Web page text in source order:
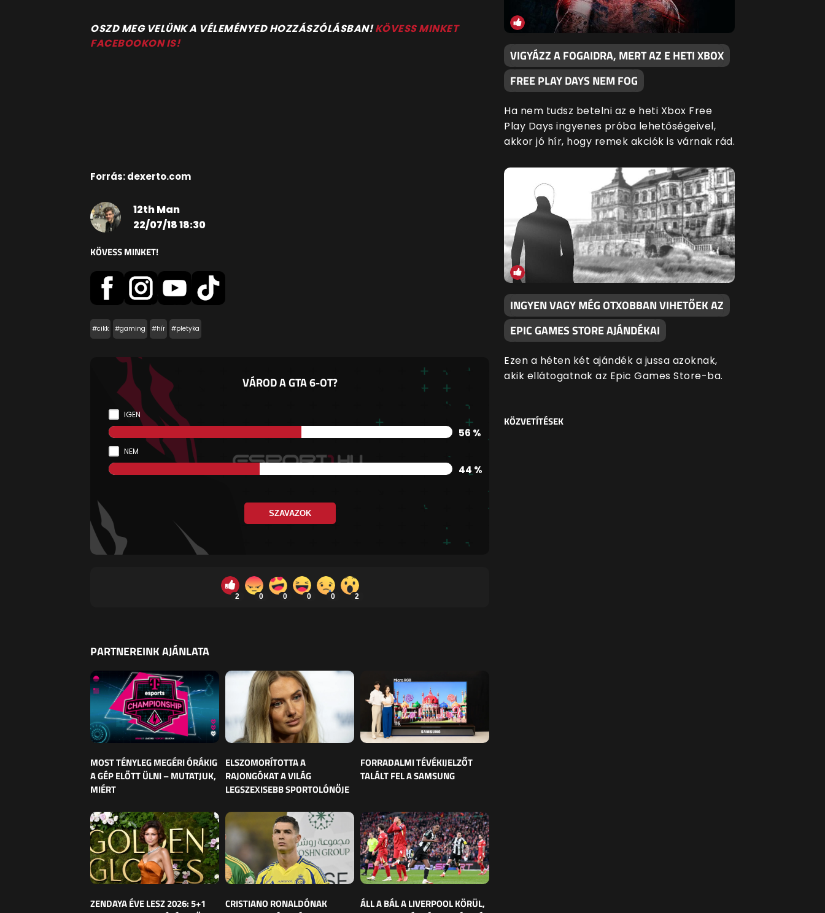
OSZD MEG VELÜNK A VÉLEMÉNYED HOZZÁSZÓLÁSBAN!KÖVESS MINKET
FACEBOOKON IS!
Forrás: dexerto.com
12th Man
22/07/18 18:30
KÖVESS MINKET!
#cikk #gaming #hír #pletyka
VÁROD A GTA 6-OT?
IGEN
56 %
NEM
44 %
SZAVAZOK
2 0 0 0 0 2
PARTNEREINK AJÁNLATA
MOST TÉNYLEG MEGÉRI ÓRÁKIG
A GÉP ELŐTT ÜLNI – MUTATJUK,
MIÉRT
ELSZOMORÍTOTTA A
RAJONGÓKAT A VILÁG
LEGSZEXISEBB SPORTOLÓNŐJE
FORRADALMI TÉVÉKIJELZŐT
TALÁLT FEL A SAMSUNG
ZENDAYA ÉVE LESZ 2026: 5+1
CRISTIANO RONALDÓNAK
ÁLL A BÁL A LIVERPOOL KÖRÜL,
VIGYÁZZ A FOGAIDRA, MERT AZ E HETI XBOX
FREE PLAY DAYS NEM FOG
Ha nem tudsz betelni az e heti Xbox Free
Play Days ingyenes próba lehetőségeivel,
akkor jó hír, hogy remek akciók is várnak rád.
INGYEN VAGY MÉG OTXOBBAN VIHETŐEK AZ
EPIC GAMES STORE AJÁNDÉKAI
Ezen a héten két ajándék a jussa azoknak,
akik ellátogatnak az Epic Games Store-ba.
KÖZVETÍTÉSEK